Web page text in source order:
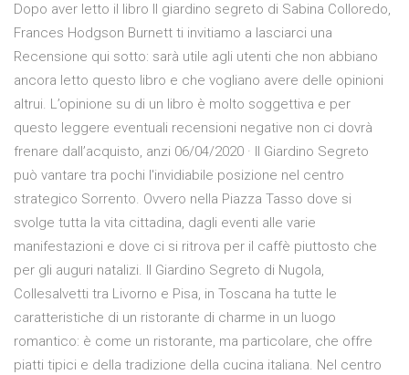
Dopo aver letto il libro Il giardino segreto di Sabina Colloredo,
Frances Hodgson Burnett ti invitiamo a lasciarci una
Recensione qui sotto: sarà utile agli utenti che non abbiano
ancora letto questo libro e che vogliano avere delle opinioni
altrui. L’opinione su di un libro è molto soggettiva e per
questo leggere eventuali recensioni negative non ci dovrà
frenare dall’acquisto, anzi 06/04/2020 · Il Giardino Segreto
può vantare tra pochi l'invidiabile posizione nel centro
strategico Sorrento. Ovvero nella Piazza Tasso dove si
svolge tutta la vita cittadina, dagli eventi alle varie
manifestazioni e dove ci si ritrova per il caffè piuttosto che
per gli auguri natalizi. Il Giardino Segreto di Nugola,
Collesalvetti tra Livorno e Pisa, in Toscana ha tutte le
caratteristiche di un ristorante di charme in un luogo
romantico: è come un ristorante, ma particolare, che offre
piatti tipici e della tradizione della cucina italiana. Nel centro